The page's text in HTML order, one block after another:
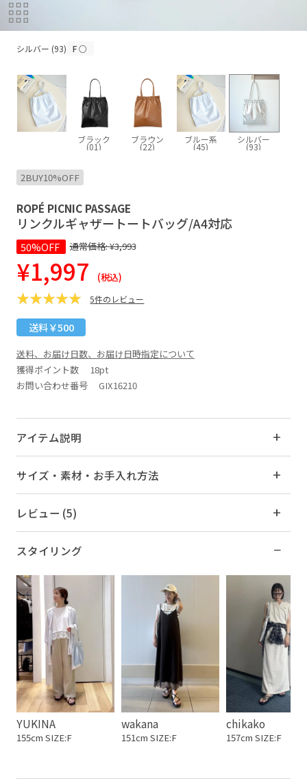
シルバー (93) F○
ブラック
(01)
ブラウン
(22)
ブルー系
(45)
シルバー
(93)
2BUY10%OFF
ROPÉ PICNIC PASSAGE
リンクルギャザートートバッグ/A4対応
50%OFF 通常価格:¥3,993
¥1,997 (税込)
5件のレビュー
送料￥500
送料、お届け日数、お届け日時指定について
獲得ポイント数 18pt
お問い合わせ番号 GIX16210
アイテム説明
サイズ・素材・お手入れ方法
レビュー (5)
スタイリング
YUKINA
155cm SIZE:F
wakana
151cm SIZE:F
chikako
157cm SIZE:F